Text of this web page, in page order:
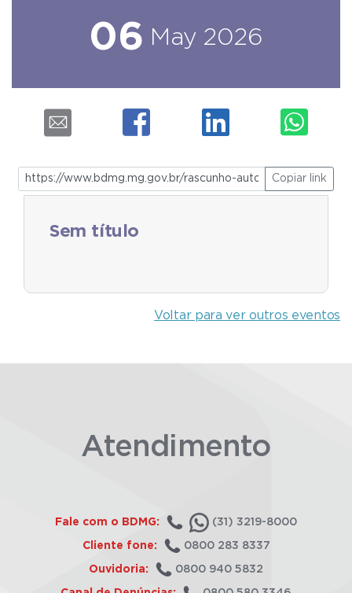
06 May 2026
Copiar link
Sem título
Voltar para ver outros eventos
Atendimento
Fale com o BDMG: (31) 3219-8000
Cliente fone: 0800 283 8337
Ouvidoria: 0800 940 5832